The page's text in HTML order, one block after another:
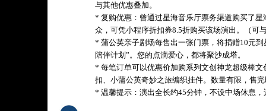
与其他优惠叠加。
* 复购优惠：曾通过星海音乐厅票务渠道购买了
众，可凭小程序折扣券8.5折购买该场演出。（可
* 蒲公英亲子剧场每售出一张门票，将捐赠10元
陪伴计划”。您的点滴爱心，都将聚沙成塔。
* 每笔订单可以优惠价加购系列文创神龙超级棒文
扣、小蒲公英奇妙之旅编织挂件。数量有限，售
* 温馨提示：演出全长约45分钟，不设中场休息